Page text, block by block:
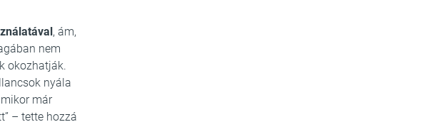
, ám,
nem
okozhatják.
nyála
már
– tette hozzá